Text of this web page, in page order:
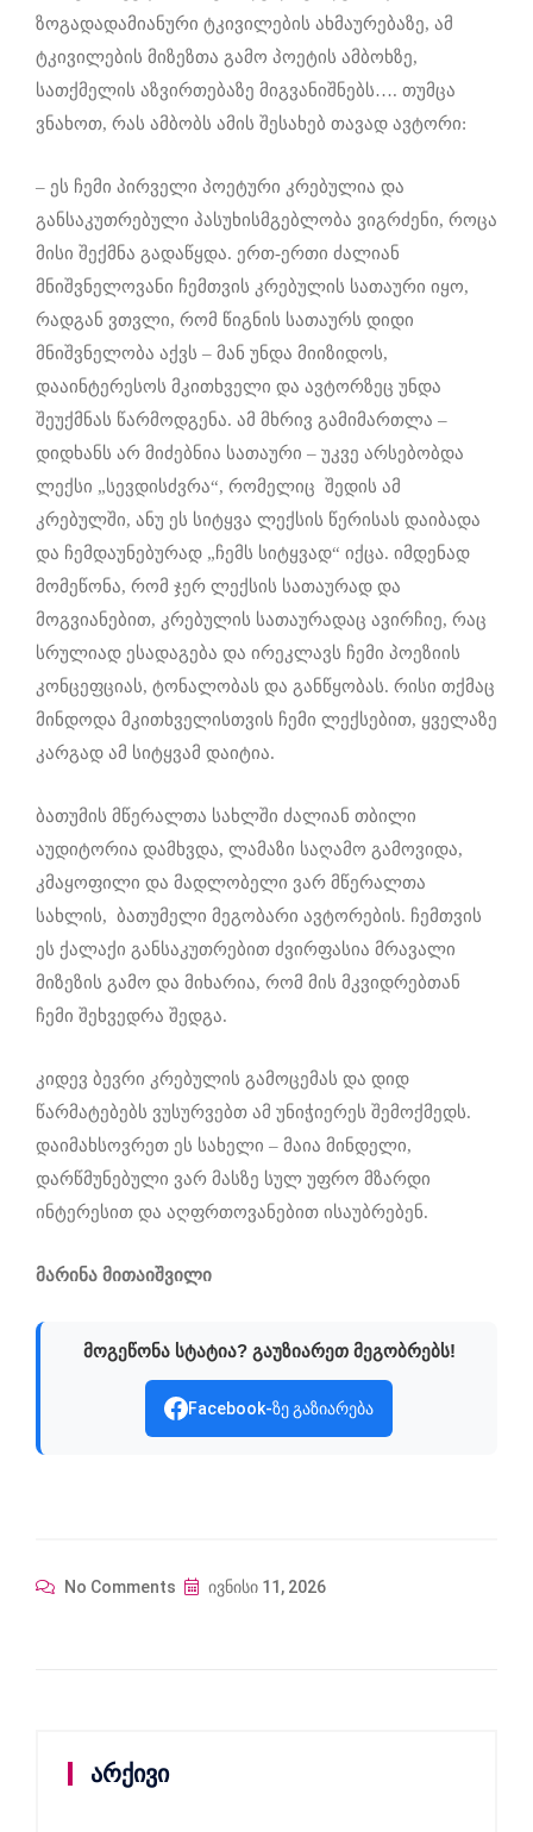
ზოგადადამიანური ტკივილების ახმაურებაზე, ამ
ტკივილების მიზეზთა გამო პოეტის ამბოხზე,
სათქმელის აზვირთებაზე მიგვანიშნებს…. თუმცა
ვნახოთ, რას ამბობს ამის შესახებ თავად ავტორი:
– ეს ჩემი პირველი პოეტური კრებულია და
განსაკუთრებული პასუხისმგებლობა ვიგრძენი, როცა
მისი შექმნა გადაწყდა. ერთ-ერთი ძალიან
მნიშვნელოვანი ჩემთვის კრებულის სათაური იყო,
რადგან ვთვლი, რომ წიგნის სათაურს დიდი
მნიშვნელობა აქვს – მან უნდა მიიზიდოს,
დააინტერესოს მკითხველი და ავტორზეც უნდა
შეუქმნას წარმოდგენა. ამ მხრივ გამიმართლა –
დიდხანს არ მიძებნია სათაური – უკვე არსებობდა
ლექსი „სევდისძვრა“, რომელიც შედის ამ
კრებულში, ანუ ეს სიტყვა ლექსის წერისას დაიბადა
და ჩემდაუნებურად „ჩემს სიტყვად“ იქცა. იმდენად
მომეწონა, რომ ჯერ ლექსის სათაურად და
მოგვიანებით, კრებულის სათაურადაც ავირჩიე, რაც
სრულიად ესადაგება და ირეკლავს ჩემი პოეზიის
კონცეფციას, ტონალობას და განწყობას. რისი თქმაც
მინდოდა მკითხველისთვის ჩემი ლექსებით, ყველაზე
კარგად ამ სიტყვამ დაიტია.
ბათუმის მწერალთა სახლში ძალიან თბილი
აუდიტორია დამხვდა, ლამაზი საღამო გამოვიდა,
კმაყოფილი და მადლობელი ვარ მწერალთა
სახლის, ბათუმელი მეგობარი ავტორების. ჩემთვის
ეს ქალაქი განსაკუთრებით ძვირფასია მრავალი
მიზეზის გამო და მიხარია, რომ მის მკვიდრებთან
ჩემი შეხვედრა შედგა.
კიდევ ბევრი კრებულის გამოცემას და დიდ
წარმატებებს ვუსურვებთ ამ უნიჭიერეს შემოქმედს.
დაიმახსოვრეთ ეს სახელი – მაია მინდელი,
დარწმუნებული ვარ მასზე სულ უფრო მზარდი
ინტერესით და აღფრთოვანებით ისაუბრებენ.
მარინა მითაიშვილი
მოგეწონა სტატია? გაუზიარეთ მეგობრებს!
Facebook-ზე გაზიარება
No Comments ივნისი 11, 2026
არქივი